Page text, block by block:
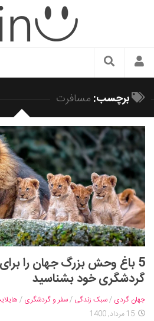
سبک زندگی
زیبایی و آرایش
شیک پوشی
دکوراسیون و چیدمان
غذا
رستوران گردی
آشپزی
سفر و گردشگری
ایران گردی
جهان گردی
رابطه، عشق و ازدواج
برچسب: مسافرت
5 باغ وحش بزرگ جهان را
گردشگری خود بشناسید
جهان گردی /سبک زندگی /سفر و گردشگری /
15 مرداد, 1400